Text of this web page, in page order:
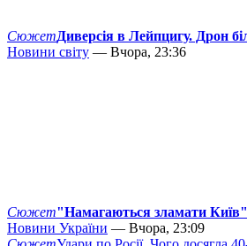
СюжетДиверсія в Лейпцигу. Дрон
Новини світу — Вчора, 23:36
Сюжет"Намагаються зламати
Новини України — Вчора, 23:09